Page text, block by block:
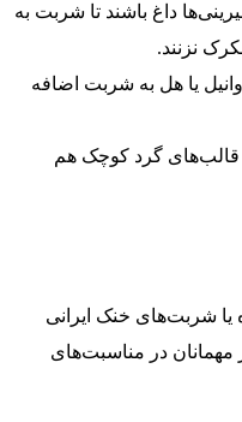
داغ باشند تا شربت به
نزنند.
یا هل به شربت اضافه
قالب‌های گرد کوچک هم
یا شربت‌های خنک ایرانی
مهمانان در مناسبت‌های